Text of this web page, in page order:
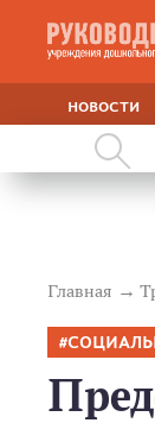
НОВОСТИ
Главная